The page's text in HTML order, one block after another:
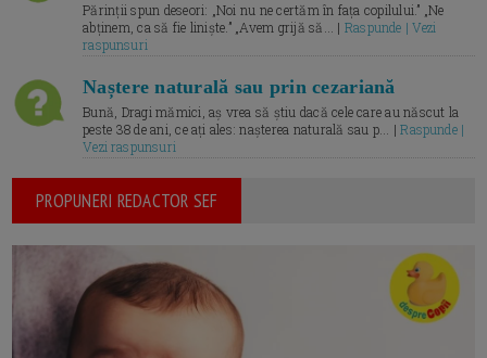
Părinții spun deseori: „Noi nu ne certăm în fața copilului.” „Ne
abținem, ca să fie liniște.” „Avem grijă să... | Raspunde | Vezi
raspunsuri
Naștere naturală sau prin cezariană
Bună, Dragi mămici, aș vrea să știu dacă cele care au născut la
peste 38 de ani, ce ați ales: nașterea naturală sau p... |Raspunde |
Vezi raspunsuri
PROPUNERI REDACTOR SEF